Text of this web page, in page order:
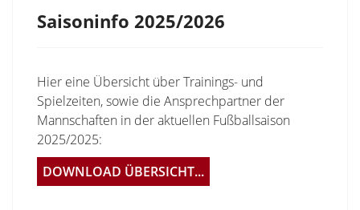
Saisoninfo 2025/2026
Hier eine Übersicht über Trainings- und
Spielzeiten, sowie die Ansprechpartner der
Mannschaften in der aktuellen Fußballsaison
2025/2025:
DOWNLOAD ÜBERSICHT...